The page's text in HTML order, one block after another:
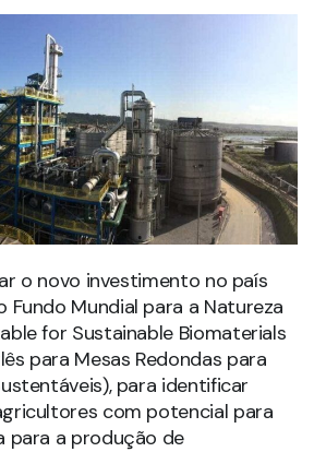
o novo investimento no país
Fundo Mundial para a Natureza
for Sustainable Biomaterials
para Mesas Redondas para
para identificar
com potencial para
para a produção de